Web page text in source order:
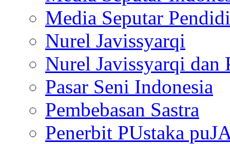
Media Seputar
Nurel Javissyarqi
Nurel Javissyarqi dan
Pasar Seni Indonesia
Pembebasan Sastra
Penerbit PUstaka